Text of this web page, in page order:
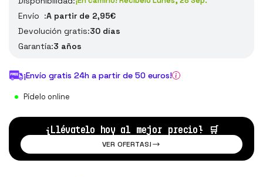
Envío :A partir de 2,95€
Devolución gratis:30 días
Garantía:3 años
¡Envío gratis 24h a partir de 50 euros!
Pídelo online
¡Llévatelo hoy al mejor precio! 🛒
VER OFERTAS!